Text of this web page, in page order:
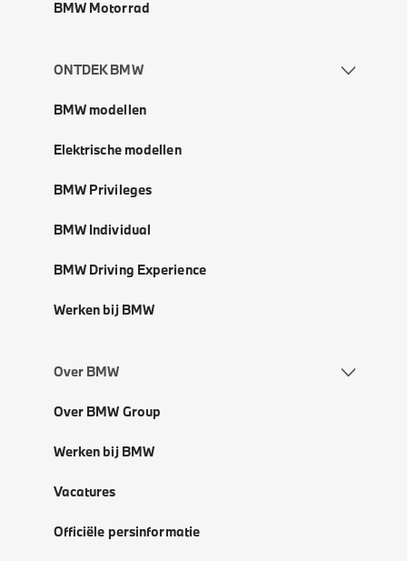
BMW Motorrad
ONTDEK BMW
BMW modellen
Elektrische modellen
BMW Privileges
BMW Individual
BMW Driving Experience
Werken bij BMW
Over BMW
Over BMW Group
Werken bij BMW
Vacatures
Officiële persinformatie